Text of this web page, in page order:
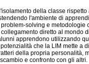
della classe
l'ambiente di
solving e metodologie
diretto al mondo
apprendono utilizzando
che la LIM mette a
della propria personalità,
e confronto con gli altri.